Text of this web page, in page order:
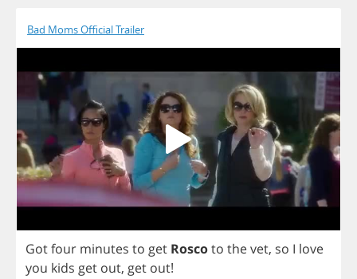
Bad Moms Official Trailer
Gotfour minutes to get Roscoto thevet, so I love
you kids get out, get out!